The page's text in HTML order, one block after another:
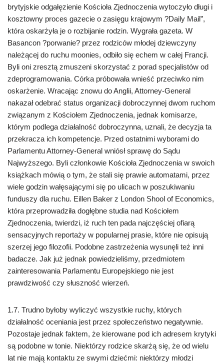
brytyjskie odgałęzienie Kościoła Zjednoczenia wytoczyło długi i
kosztowny proces gazecie o zasięgu krajowym ?Daily Mail”,
która oskarżyła je o rozbijanie rodzin. Wygrała gazeta. W
Basancon ?porwanie? przez rodziców młodej dziewczyny
należącej do ruchu moonies, odbiło się echem w całej Francji.
Byli oni zresztą zmuszeni skorzystać z porad specjalistów od
zdeprogramowania. Córka próbowała wnieść przeciwko nim
oskarżenie. Wracając znowu do Anglii, Attorney-General
nakazał odebrać status organizacji dobroczynnej dwom ruchom
związanym z Kościołem Zjednoczenia, jednak komisarze,
którym podlega działalność dobroczynna, uznali, że decyzja ta
przekracza ich kompetencje. Przed ostatnimi wyborami do
Parlamentu Attorney-General wniósł sprawę do Sądu
Najwyższego. Byli członkowie Kościoła Zjednoczenia w swoich
książkach mówią o tym, że stali się prawie automatami, przez
wiele godzin wałęsającymi się po ulicach w poszukiwaniu
funduszy dla ruchu. Eillen Baker z London Shool of Economics,
która przeprowadziła dogłębne studia nad Kościołem
Zjednoczenia, twierdzi, iż ruch ten pada najczęściej ofiarą
sensacyjnych reportaży w popularnej prasie, które nie opisują
szerzej jego filozofii. Podobne zastrzeżenia wysunęli też inni
badacze. Jak już jednak powiedzieliśmy, przedmiotem
zainteresowania Parlamentu Europejskiego nie jest
prawdziwość czy słuszność wierzeń.
1.7. Trudno byłoby wyliczyć wszystkie ruchy, których
działalność oceniania jest przez społeczeństwo negatywnie.
Pozostaje jednak faktem, że kierowane pod ich adresem krytyki
są podobne w tonie. Niektórzy rodzice skarżą się, że od wielu
lat nie mają kontaktu ze swymi dziećmi: niektórzy młodzi